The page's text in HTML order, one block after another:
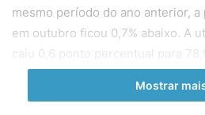
mesmo período do ano anterior,
em outubro ficou 0,7% abaixo. A
caiu 0,6 ponto percentual para
abaixo da média de longo prazo
Adaptado GlobalKem |
Mostrar